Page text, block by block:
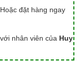
đặt hàng ngay
nhân viên của Huy